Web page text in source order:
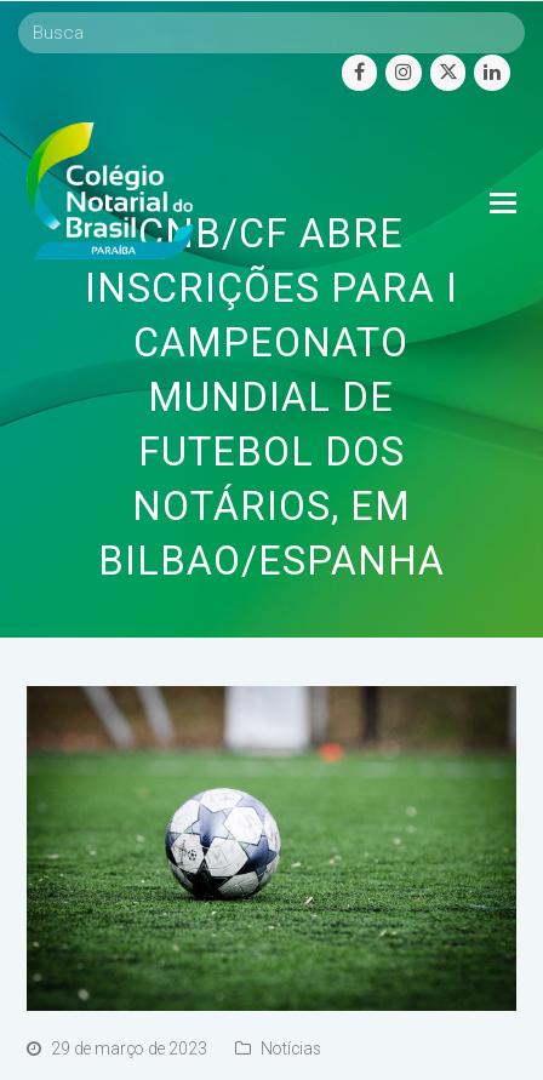
facebookinstagram
twitter
CNB/CF ABRE
INSCRIÇÕES PARA I
CAMPEONATO
MUNDIAL DE
FUTEBOL DOS
NOTÁRIOS, EM
BILBAO/ESPANHA
29 de março de 2023 Notícias